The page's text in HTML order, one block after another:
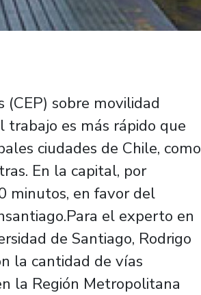
sobre movilidad
es más rápido que
ciudades de Chile, como
En la capital, por
minutos, en favor del
el experto en
de Santiago, Rodrigo
la cantidad de vías
la Región Metropolitana